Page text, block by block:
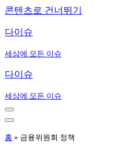
콘텐츠로 건너뛰기
다이슈
세상에 모든 이슈
다이슈
세상에 모든 이슈
내
비
게
내
비
홈 » 금융위원회 정책